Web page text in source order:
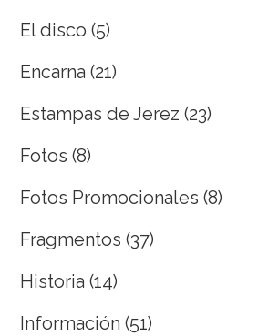
El disco (5)
Encarna (21)
Estampas de Jerez (23)
Fotos (8)
Fotos Promocionales (8)
Fragmentos (37)
Historia (14)
Información (51)